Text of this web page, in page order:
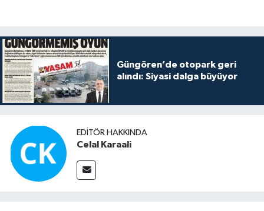
Güngören’de otopark geri
alındı: Siyasi dalga büyüyor
EDITÖR HAKKINDA
Celal Karaali